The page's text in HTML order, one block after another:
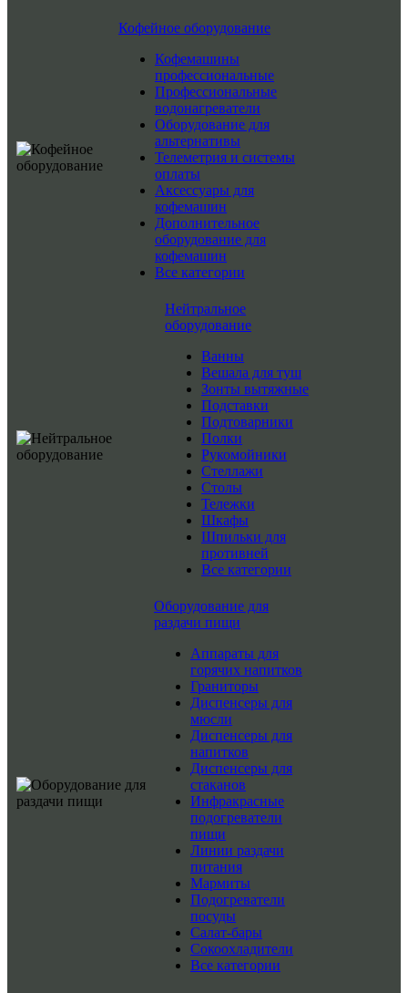
Кофейное оборудование
Кофемашины
профессиональные
Профессиональные
водонагреватели
Оборудование для
альтернативы
Телеметрия и системы
оплаты
Аксессуары для
кофемашин
Дополнительное
оборудование для
кофемашин
Все категории
Нейтральное
оборудование
Ванны
Вешала для туш
Зонты вытяжные
Подставки
Подтоварники
Полки
Рукомойники
Стеллажи
Столы
Тележки
Шкафы
Шпильки для
противней
Все категории
Оборудование для
раздачи пищи
Аппараты для
горячих напитков
Граниторы
Диспенсеры для
мюсли
Диспенсеры для
напитков
Диспенсеры для
стаканов
Инфракрасные
подогреватели
пищи
Линии раздачи
питания
Мармиты
Подогреватели
посуды
Салат-бары
Сокоохладители
Все категории